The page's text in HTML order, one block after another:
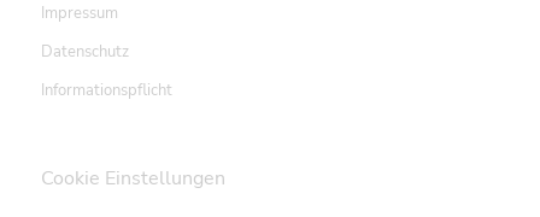
Impressum
Datenschutz
Informationspflicht
Cookie Einstellungen